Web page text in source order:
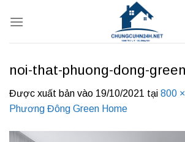
qua
noi-that-phuong-dong-
Được xuất bản vào 19/10/2021 tại 800
Phương Đông Green Home